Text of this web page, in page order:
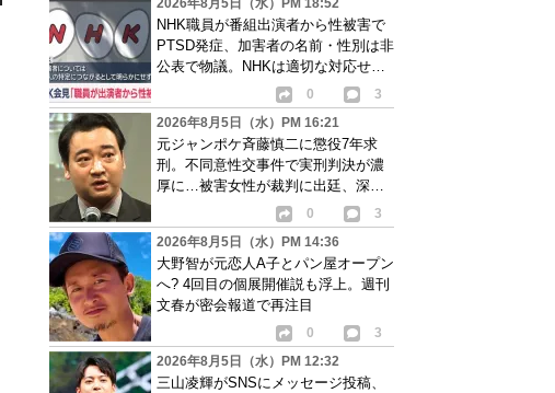
2026年8月5日（水）PM 18:52
NHK職員が番組出演者から性被害で
PTSD発症、加害者の名前・性別は非
公表で物議。NHKは適切な対応せず
0
3
2026年8月5日（水）PM 16:21
元ジャンポケ斉藤慎二に懲役7年求
刑。不同意性交事件で実刑判決が濃
厚に…被害女性が裁判に出廷、深刻
0
3
2026年8月5日（水）PM 14:36
大野智が元恋人A子とパン屋オープン
へ? 4回目の個展開催説も浮上。週刊
文春が密会報道で再注目
0
3
2026年8月5日（水）PM 12:32
三山凌輝がSNSにメッセージ投稿、